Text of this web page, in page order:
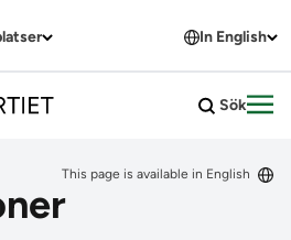
In English
Sök
This page is available in English